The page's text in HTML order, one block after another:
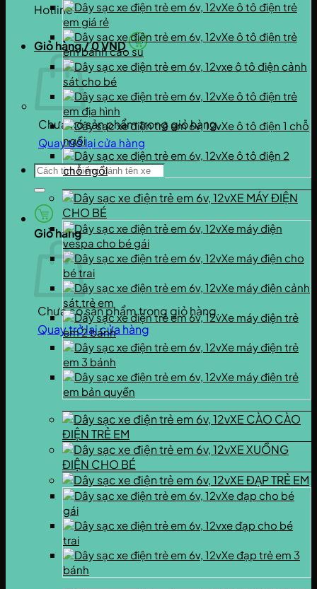
Hotline
0937.222.487
Giỏ hàng /0VND
Chưa có sản phẩm trong giỏ hàng.
Quay trở lại cửa hàng
Tìm
Giỏ hàng
Chưa có sản phẩm trong giỏ hàng.
Quay trở lại cửa hàng
Xe ô tô điện trẻ
em giá rẻ
Xe ô tô điện trẻ
em bánh cao su
xe ô tô điện cảnh
sát cho bé
Xe ô tô điện trẻ
em địa hình
Xe ô tô điện 1 chỗ
ngồi
Xe ô tô điện 2
chỗ ngồi
XE MÁY ĐIỆN
CHO BÉ
Xe máy điện
vespa cho bé gái
Xe máy điện cho
bé trai
Xe máy điện cảnh
sát trẻ em
Xe máy điện trẻ
em 2 bánh
Xe máy điện trẻ
em 3 bánh
Xe máy điện trẻ
em bản quyền
XE CÀO CÀO
ĐIỆN TRẺ EM
XE XUỒNG
ĐIỆN CHO BÉ
XE ĐẠP TRẺ EM
Xe đạp cho bé
gái
xe đạp cho bé
trai
Xe đạp trẻ em 3
bánh